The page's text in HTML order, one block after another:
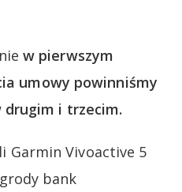
w pierwszym
umowy powinniśmy
drugim i trzecim.
Garmin Vivoactive 5
bank